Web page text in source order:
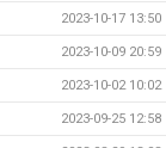
2023-10-17 13:50
2023-10-09 20:59
2023-10-02 10:02
2023-09-25 12:58